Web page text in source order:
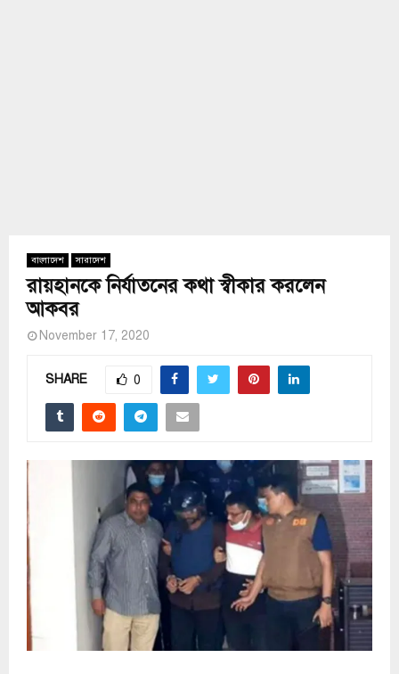
বাংলাদেশ সারাদেশ
রায়হানকে নির্যাতনের কথা স্বীকার করলেন
আকবর
November 17, 2020
SHARE 0